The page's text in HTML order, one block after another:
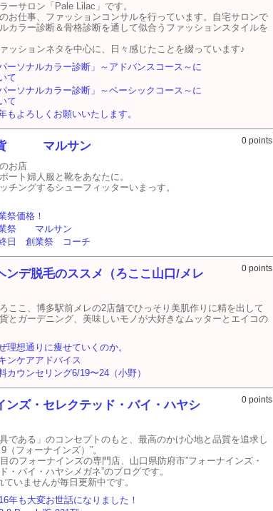
ーサロン「Pale Lilac」です。
お仕事、ファッションコンサルを行っています。自宅サロンで
カラー診断＆骨格診断を通して似合うファッションスタイルを
ッションネタを中心に、日々感じたことを綴っています♪
パーソナルカラー診断」～アドバンスコース～に
て
パーソナルカラー診断」～ベーシックコース～に
て
もよろしくお願いいたします。
貨 マルサン 0 points
お店
ート婦人服と靴をあなたに。
チングするシューフィッターいまっす。
祭価格！
祭 マルサン
日 創業祭 コーチ
ンデ脱毛のススメ（ろここ山口/メレ
0 points
ここ、博多駅前メレの2店舗でひっそり美肌作りに精を出して
とガーデニング、美味しいモノが大好きなムッターとエイコの
理想通りに痩せていくのか。
ンケアアドバイス
カウンセリング6/19〜24（小野）
ンズ・セレクテッド・バイ・ハヤシ
0 points
具である」のコンセプトのもと、最高のかけ心地と品質を追求し
（フォーナインズ）”。
のフォーナインズの専門店、山口県防府市”フォーナインズ・
・バイ・ハヤシメガネ”のブログです。
いませんが毎日更新中です。
年も大変お世話になりました！